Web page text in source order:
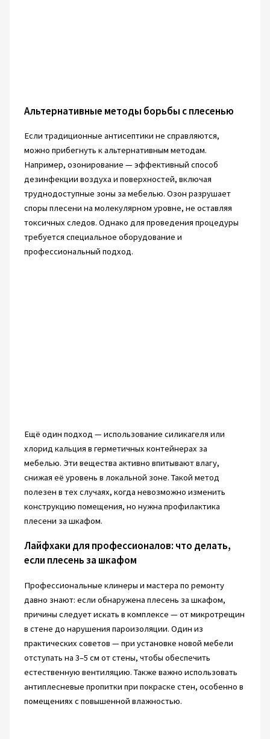
Альтернативные методы борьбы с плесенью
Если традиционные антисептики не справляются,
можно прибегнуть к альтернативным методам.
Например, озонирование — эффективный способ
дезинфекции воздуха и поверхностей, включая
труднодоступные зоны за мебелью. Озон разрушает
споры плесени на молекулярном уровне, не оставляя
токсичных следов. Однако для проведения процедуры
требуется специальное оборудование и
профессиональный подход.
Ещё один подход — использование силикагеля или
хлорид кальция в герметичных контейнерах за
мебелью. Эти вещества активно впитывают влагу,
снижая её уровень в локальной зоне. Такой метод
полезен в тех случаях, когда невозможно изменить
конструкцию помещения, но нужна профилактика
плесени за шкафом.
Лайфхаки для профессионалов: что делать,
если плесень за шкафом
Профессиональные клинеры и мастера по ремонту
давно знают: если обнаружена плесень за шкафом,
причины следует искать в комплексе — от микротрещин
в стене до нарушения пароизоляции. Один из
практических советов — при установке новой мебели
отступать на 3–5 см от стены, чтобы обеспечить
естественную вентиляцию. Также важно использовать
антиплесневые пропитки при покраске стен, особенно в
помещениях с повышенной влажностью.